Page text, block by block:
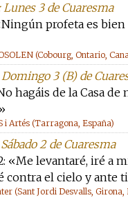
3 de Cuaresma
profeta es
(Cobourg, Ontario,
3 (B) de
hagáis de la Casa de
i Artés (Tarragona, España)
2 de Cuaresma
«Me levantaré, iré a
contra el cielo y ante
(Sant Jordi Desvalls, Girona,